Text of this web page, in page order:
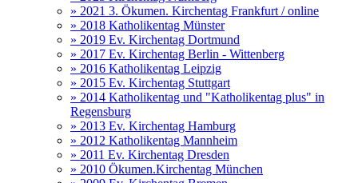
» 2021 3. Ökumen. Kirchentag Frankfurt / online
» 2018 Katholikentag Münster
» 2019 Ev. Kirchentag Dortmund
» 2017 Ev. Kirchentag Berlin - Wittenberg
» 2016 Katholikentag Leipzig
» 2015 Ev. Kirchentag Stuttgart
» 2014 Katholikentag und "Katholikentag plus" in
Regensburg
» 2013 Ev. Kirchentag Hamburg
» 2012 Katholikentag Mannheim
» 2011 Ev. Kirchentag Dresden
» 2010 Ökumen.Kirchentag München